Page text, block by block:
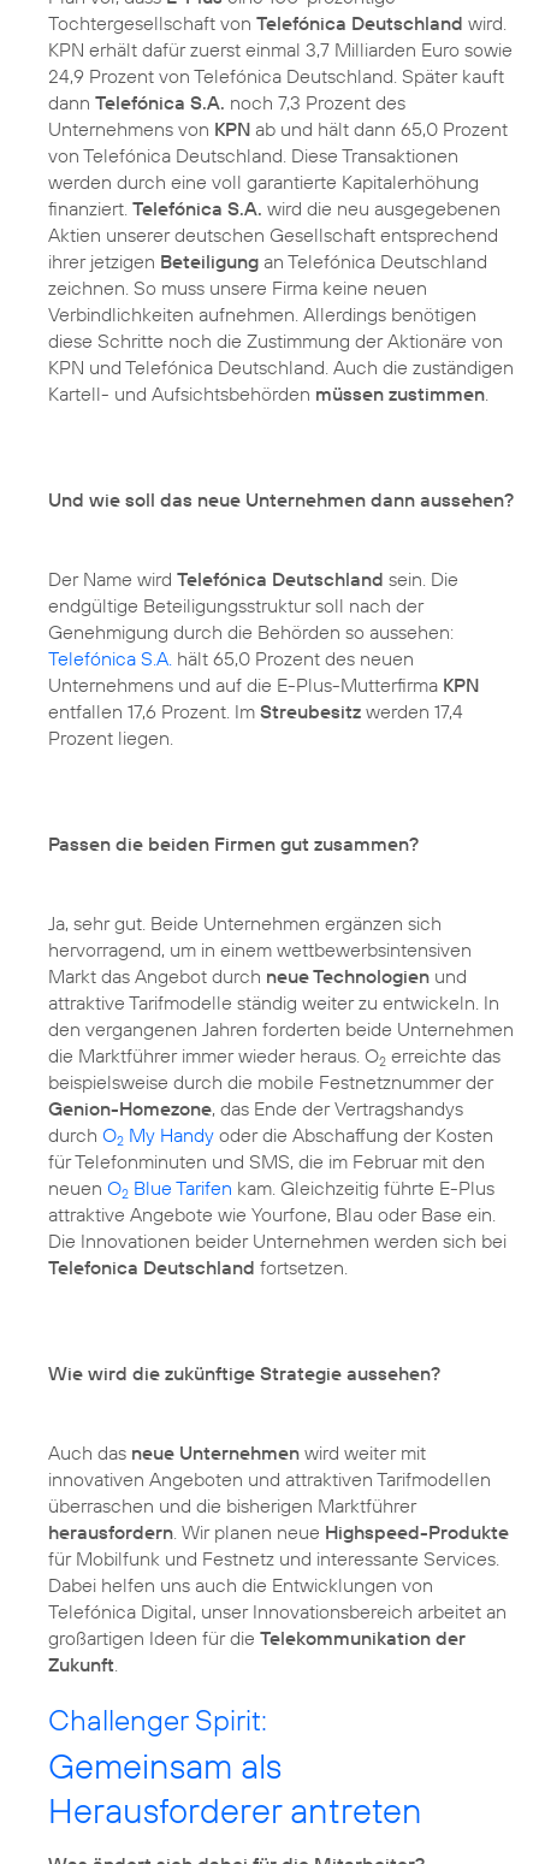
Tochtergesellschaft von Telefónica Deutschland wird.
KPN erhält dafür zuerst einmal 3,7 Milliarden Euro sowie
24,9 Prozent von Telefónica Deutschland. Später kauft
dann Telefónica S.A. noch 7,3 Prozent des
Unternehmens von KPN ab und hält dann 65,0 Prozent
von Telefónica Deutschland. Diese Transaktionen
werden durch eine voll garantierte Kapitalerhöhung
finanziert. Telefónica S.A. wird die neu ausgegebenen
Aktien unserer deutschen Gesellschaft entsprechend
ihrer jetzigen Beteiligung an Telefónica Deutschland
zeichnen. So muss unsere Firma keine neuen
Verbindlichkeiten aufnehmen. Allerdings benötigen
diese Schritte noch die Zustimmung der Aktionäre von
KPN und Telefónica Deutschland. Auch die zuständigen
Kartell- und Aufsichtsbehörden müssen zustimmen
Und wie soll das neue Unternehmen dann aussehen?
Der Name wird Telefónica Deutschland sein. Die
endgültige Beteiligungsstruktur soll nach der
Genehmigung durch die Behörden so aussehen:
Telefónica S.A. hält 65,0 Prozent des neuen
Unternehmens und auf die E-Plus-Mutterfirma KPN
entfallen 17,6 Prozent. Im Streubesitz werden 17,4
Prozent liegen.
Passen die beiden Firmen gut zusammen?
Ja, sehr gut. Beide Unternehmen ergänzen sich
hervorragend, um in einem wettbewerbsintensiven
Markt das Angebot durch neue Technologien und
attraktive Tarifmodelle ständig weiter zu entwickeln. In
den vergangenen Jahren forderten beide Unternehmen
die Marktführer immer wieder heraus. O2 erreichte das
beispielsweise durch die mobile Festnetznummer der
Genion-Homezone, das Ende der Vertragshandys
durch O2 My Handy oder die Abschaffung der Kosten
für Telefonminuten und SMS, die im Februar mit den
neuen O2 Blue Tarifen kam. Gleichzeitig führte E-Plus
attraktive Angebote wie Yourfone, Blau oder Base ein.
Die Innovationen beider Unternehmen werden sich bei
Telefonica Deutschland fortsetzen.
Wie wird die zukünftige Strategie aussehen?
Auch das neue Unternehmen wird weiter mit
innovativen Angeboten und attraktiven Tarifmodellen
überraschen und die bisherigen Marktführer
herausfordern . Wir planen neue Highspeed-Produkte
für Mobilfunk und Festnetz und interessante Services.
Dabei helfen uns auch die Entwicklungen von
Telefónica Digital, unser Innovationsbereich arbeitet an
großartigen Ideen für die Telekommunikation der
Zukunft
Challenger Spirit:
Gemeinsam als
Herausforderer antreten